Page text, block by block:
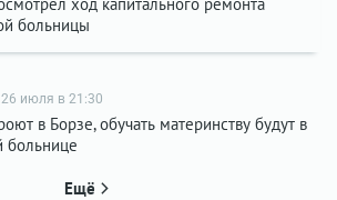
больницы
26 июля в 21:30
в Борзе, обучать материнству будут в
больнице
Ещё